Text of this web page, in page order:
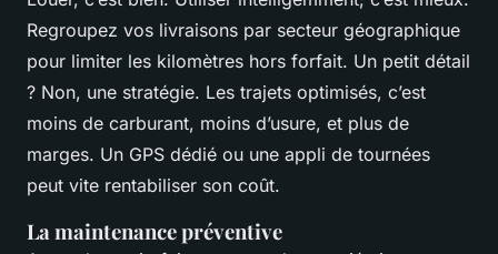
Regroupez vos livraisons par secteur géographique
pour limiter les kilomètres hors forfait. Un petit détail
? Non, une stratégie. Les trajets optimisés, c’est
moins de carburant, moins d’usure, et plus de
marges. Un GPS dédié ou une appli de tournées
peut vite rentabiliser son coût.
La maintenance préventive